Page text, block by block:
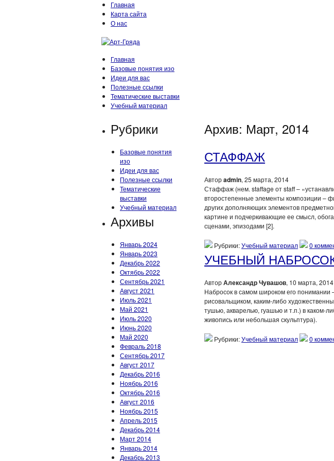
Главная
Карта сайта
О нас
Главная
Базовые понятия изо
Идеи для вас
Полезные ссылки
Тематические выставки
Учебный материал
Рубрики
Базовые понятия
изо
Идеи для вас
Полезные ссылки
Тематические
выставки
Учебный материал
Архивы
Январь 2024
Январь 2023
Декабрь 2022
Октябрь 2022
Сентябрь 2021
Август 2021
Июль 2021
Май 2021
Июль 2020
Июнь 2020
Май 2020
Февраль 2018
Сентябрь 2017
Август 2017
Декабрь 2016
Ноябрь 2016
Октябрь 2016
Август 2016
Ноябрь 2015
Апрель 2015
Декабрь 2014
Март 2014
Январь 2014
Декабрь 2013
Архив: Март, 2014
СТАФФАЖ
Авторadmin, 25 марта, 2014
Стаффаж (нем. staffage от staff –
второстепенные элементы композиции –
других дополняющих элементов
картине и подчеркивающие ее смысл,
сценами, эпизодами [2].
Рубрики:Учебный материал 0
УЧЕБНЫЙ
АвторАлександр Чувашов, 10 марта, 2014
Набросок в самом широком его
рисовальщиком, каким-либо
тушью, акварелью, гуашью и т.п.) в каком-
живопись или небольшая скульптура).
Рубрики:Учебный материал 0